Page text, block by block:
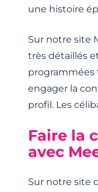
une histoire
Sur notre site
très détaillés
programmées
engager la
profil. Les
Faire la
avec
Sur notre site